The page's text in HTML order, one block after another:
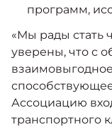
программ,
«Мы рады стать
уверены, что с
Ассоциацию
транспортного